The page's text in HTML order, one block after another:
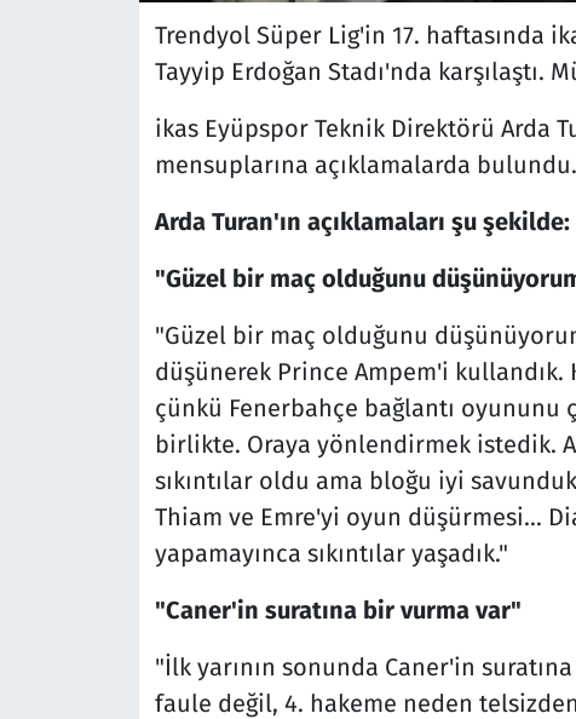
Trendyol Süper Lig'in 17. haftasında
Tayyip Erdoğan Stadı'nda karşılaştı.
ikas Eyüpspor Teknik Direktörü Arda
mensuplarına açıklamalarda bulundu.
Arda Turan'ın açıklamaları şu şekilde:
"Güzel bir maç olduğunu
"Güzel bir maç olduğunu
düşünerek Prince Ampem'i kullandık.
çünkü Fenerbahçe bağlantı oyununu
birlikte. Oraya yönlendirmek istedik.
sıkıntılar oldu ama bloğu iyi
Thiam ve Emre'yi oyun düşürmesi...
yapamayınca sıkıntılar yaşadık."
"Caner'in suratına bir vurma var"
"İlk yarının sonunda Caner'in
faule değil, 4. hakeme neden